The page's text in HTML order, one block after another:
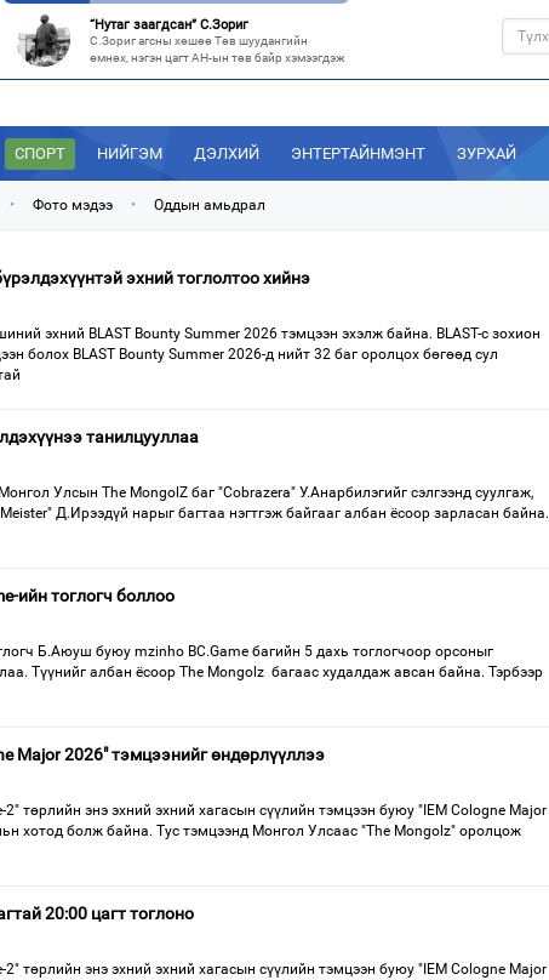
“Нутаг заагдсан” С.Зориг
С.Зориг агсны хөшөө Төв шуудангийн
өмнөх, нэгэн цагт АН-ын төв байр хэмээгдэж
Эрх зүйн үндэслэл нь тодорхойгүй “гадаад элч нарын” томилгоо
Сүүлийн үед Улаанбаатар болон аймгуудаас
дэлхийн хотуудад биет төлөөлөгч
Төв шуудангийн урдах талбайд өнөөдрийг
СПОРТ НИЙГЭМ ДЭЛХИЙ ЭНТЕРТАЙНМЭНТ ЗУРХАЙ
• Фото мэдээ • Оддын амьдрал
эхний тоглолтоо хийнэ
эхний BLAST Bounty Summer 2026 тэмцээн эхэлж байна. BLAST-с зохион
болох BLAST Bounty Summer 2026-д нийт 32 баг оролцох бөгөөд сул
танилцууллаа
Улсын The MongolZ баг "Cobrazera" У.Анарбилэгийг сэлгээнд суулгаж,
Д.Ирээдүй нарыг багтаа нэгтгэж байгааг албан ёсоор зарласан байна.
ийн тоглогч боллоо
Б.Аюуш буюу mzinho BC.Game багийн 5 дахь тоглогчоор орсоныг
Түүнийг албан ёсоор The Mongolz багаас худалдаж авсан байна. Тэрбээр
Major 2026" тэмцээнийг өндөрлүүллээ
төрлийн энэ эхний эхний хагасын сүүлийн тэмцээн буюу "IEM Cologne Major
хотод болж байна. Тус тэмцээнд Монгол Улсаас "The Mongolz" оролцож
20:00 цагт тоглоно
төрлийн энэ эхний эхний хагасын сүүлийн тэмцээн буюу "IEM Cologne Major